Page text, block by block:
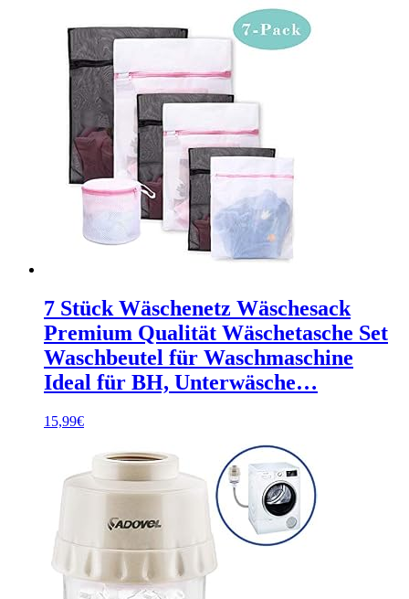
7 Stück Wäschenetz Wäschesack
Premium Qualität Wäschetasche Set
Waschbeutel für Waschmaschine
Ideal für BH, Unterwäsche…
15,99€